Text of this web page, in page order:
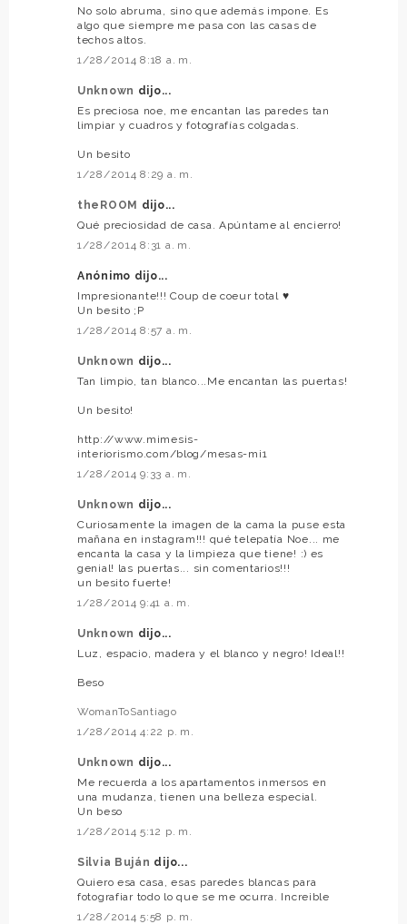
No solo abruma, sino que además impone. Es
algo que siempre me pasa con las casas de
techos altos.
1/28/2014 8:18 a. m.
Unknown dijo...
Es preciosa noe, me encantan las paredes tan
limpiar y cuadros y fotografías colgadas.
Un besito
1/28/2014 8:29 a. m.
theROOM dijo...
Qué preciosidad de casa. Apúntame al encierro!
1/28/2014 8:31 a. m.
Anónimo dijo...
Impresionante!!! Coup de coeur total ♥
Un besito ;P
1/28/2014 8:57 a. m.
Unknown dijo...
Tan limpio, tan blanco...Me encantan las puertas!
Un besito!
http://www.mimesis-
interiorismo.com/blog/mesas-mi1
1/28/2014 9:33 a. m.
Unknown dijo...
Curiosamente la imagen de la cama la puse esta
mañana en instagram!!! qué telepatía Noe... me
encanta la casa y la limpieza que tiene! :) es
genial! las puertas... sin comentarios!!!
un besito fuerte!
1/28/2014 9:41 a. m.
Unknown dijo...
Luz, espacio, madera y el blanco y negro! Ideal!!
Beso
WomanToSantiago
1/28/2014 4:22 p. m.
Unknown dijo...
Me recuerda a los apartamentos inmersos en
una mudanza, tienen una belleza especial.
Un beso
1/28/2014 5:12 p. m.
Silvia Buján dijo...
Quiero esa casa, esas paredes blancas para
fotografiar todo lo que se me ocurra. Increible
1/28/2014 5:58 p. m.